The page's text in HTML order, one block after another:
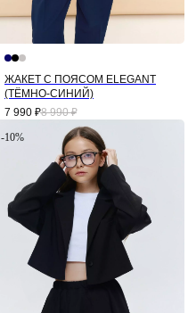
ЖАКЕТ С ПОЯСОМ ELEGANT
(ТЁМНО-СИНИЙ)
7 990 ₽8 990 ₽
-10%